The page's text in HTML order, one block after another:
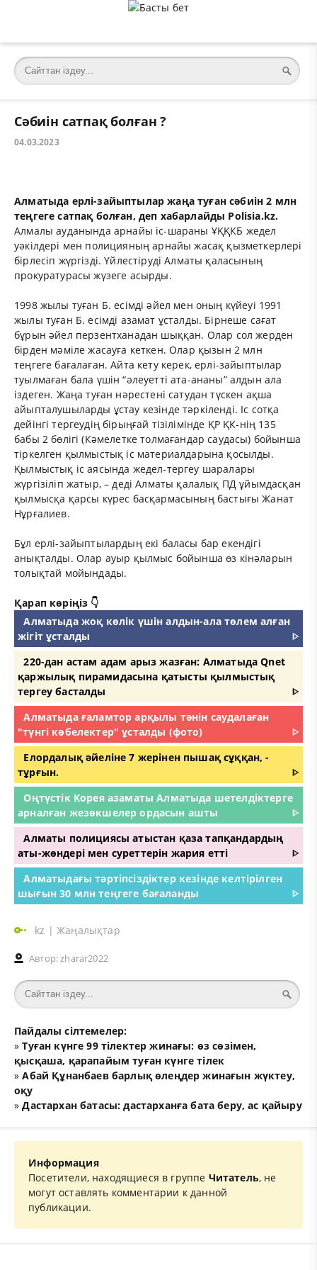
Сәбиін сатпақ болған ?
04.03.2023
Алматыда ерлі-зайыптылар жаңа туған сәбиін 2 млн
теңгеге сатпақ болған, деп хабарлайды Polisia.kz.
Алмалы ауданында арнайы іс-шараны ҰҚҚКБ жедел
уәкілдері мен полицияның арнайы жасақ қызметкерлері
бірлесіп жүргізді. Үйлестіруді Алматы қаласының
прокуратурасы жүзеге асырды.
1998 жылы туған Б. есімді әйел мен оның күйеуі 1991
жылы туған Б. есімді азамат ұсталды. Бірнеше сағат
бұрын әйел перзентханадан шыққан. Олар сол жерден
бірден мәміле жасауға кеткен. Олар қызын 2 млн
теңгеге бағалаған. Айта кету керек, ерлі-зайыптылар
туылмаған бала үшін “әлеуетті ата-ананы” алдын ала
іздеген. Жаңа туған нәрестені сатудан түскен ақша
айыпталушыларды ұстау кезінде тәркіленді. Іс сотқа
дейінгі тергеудің бірыңғай тізілімінде ҚР ҚК-нің 135
бабы 2 бөлігі (Кәмелетке толмағандар саудасы) бойынша
тіркелген қылмыстық іс материалдарына қосылды.
Қылмыстық іс аясында жедел-тергеу шаралары
жүргізіліп жатыр, – деді Алматы қалалық ПД ұйымдасқан
қылмысқа қарсы күрес басқармасының бастығы Жанат
Нұрғалиев.
Бұл ерлі-зайыптылардың екі баласы бар екендігі
анықталды. Олар ауыр қылмыс бойынша өз кінәларын
толықтай мойындады.
Қарап көріңіз 👇
Алматыда жоқ көлік үшін алдын-ала төлем алған
жігіт ұсталды
ᐈ
220-дан астам адам арыз жазған: Алматыда Qnet
қаржылық пирамидасына қатысты қылмыстық
тергеу басталды
ᐈ
Алматыда ғаламтор арқылы тәнін саудалаған
"түнгі көбелектер" ұсталды (фото)
ᐈ
Елордалық әйеліне 7 жерінен пышақ сұққан, -
тұрғын.
ᐈ
Оңтүстік Корея азаматы Алматыда шетелдіктерге
арналған жезөкшелер ордасын ашты
ᐈ
Алматы полициясы атыстан қаза тапқандардың
аты-жөндері мен суреттерін жария етті
ᐈ
Алматыдағы тәртіпсіздіктер кезінде келтірілген
шығын 30 млн теңгеге бағаланды
ᐈ
kz |Жаңалықтар
Автор:zharar2022
Пайдалы сілтемелер:
»Туған күнге 99 тілектер жинағы: өз сөзімен,
қысқаша, қарапайым туған күнге тілек
»Абай Құнанбаев барлық өлеңдер жинағын жүктеу,
оқу
»Дастархан батасы: дастарханға бата беру, ас қайыру
Информация
Посетители, находящиеся в группе Читатель, не
могут оставлять комментарии к данной
публикации.